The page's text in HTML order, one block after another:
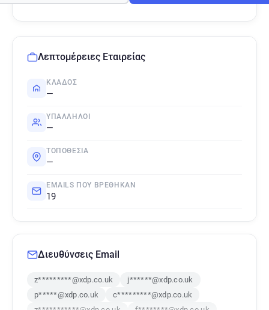
Λεπτομέρειες Εταιρείας
ΚΛΆΔΟΣ
—
ΥΠΆΛΛΗΛΟΙ
—
ΤΟΠΟΘΕΣΊΑ
—
EMAILS ΠΟΥ ΒΡΈΘΗΚΑΝ
19
Διευθύνσεις Email
z*********@xdp.co.uk
j******@xdp.co.uk
p*****@xdp.co.uk
c*********@xdp.co.uk